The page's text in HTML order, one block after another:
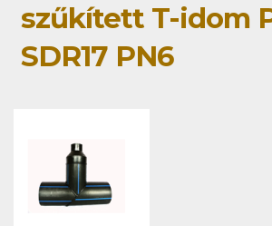
szűkített T-idom
SDR17 PN6